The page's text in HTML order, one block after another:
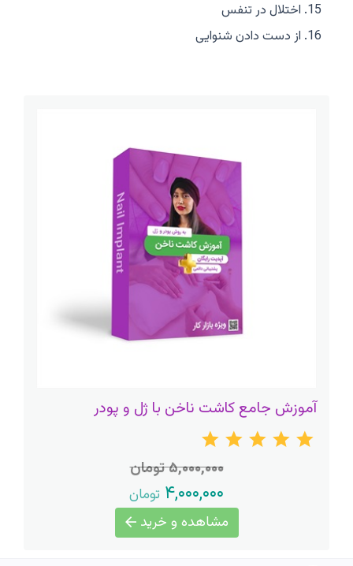
اختلال در تنفس
از دست دادن شنوایی
آموزش جامع کاشت ناخن با ژل و پودر
۵,۰۰۰,۰۰۰ تومان
۴,۰۰۰,۰۰۰ تومان
مشاهده و خرید